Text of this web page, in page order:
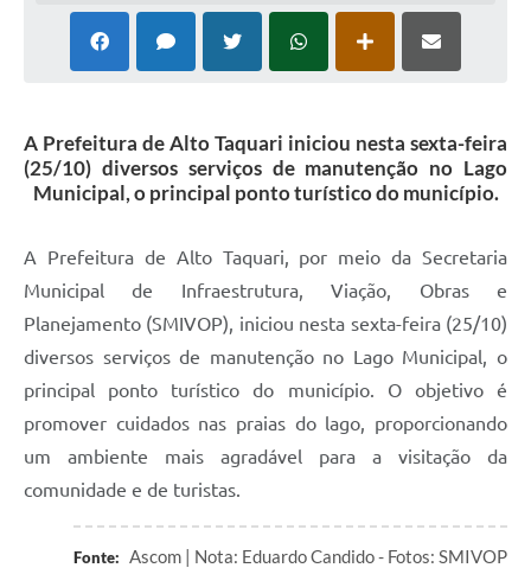
A Prefeitura de Alto Taquari iniciou nesta sexta-feira
(25/10) diversos serviços de manutenção no Lago
Municipal, o principal ponto turístico do município.
A Prefeitura de Alto Taquari, por meio da Secretaria
Municipal de Infraestrutura, Viação, Obras e
Planejamento (SMIVOP), iniciou nesta sexta-feira (25/10)
diversos serviços de manutenção no Lago Municipal, o
principal ponto turístico do município. O objetivo é
promover cuidados nas praias do lago, proporcionando
um ambiente mais agradável para a visitação da
comunidade e de turistas.
Fonte: Ascom | Nota: Eduardo Candido - Fotos: SMIVOP